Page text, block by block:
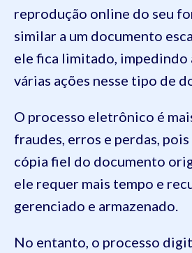
reprodução online do seu
similar a um documento
ele fica limitado, impedindo
várias ações nesse tipo de
O processo eletrônico é
fraudes, erros e perdas,
cópia fiel do documento
ele requer mais tempo e
gerenciado e armazenado.
No entanto, o processo